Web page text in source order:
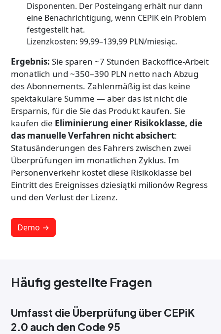
Disponenten. Der Posteingang erhält nur dann
eine Benachrichtigung, wenn CEPiK ein Problem
festgestellt hat.
Lizenzkosten: 99,99–139,99 PLN/miesiąc.
Ergebnis: Sie sparen ~7 Stunden Backoffice-Arbeit
monatlich und ~350–390 PLN netto nach Abzug
des Abonnements. Zahlenmäßig ist das keine
spektakuläre Summe — aber das ist nicht die
Ersparnis, für die Sie das Produkt kaufen. Sie
kaufen die Eliminierung einer Risikoklasse, die
das manuelle Verfahren nicht absichert:
Statusänderungen des Fahrers zwischen zwei
Überprüfungen im monatlichen Zyklus. Im
Personenverkehr kostet diese Risikoklasse bei
Eintritt des Ereignisses dziesiątki milionów Regress
und den Verlust der Lizenz.
Demo →
Häufig gestellte Fragen
Umfasst die Überprüfung über CEPiK
2.0 auch den Code 95